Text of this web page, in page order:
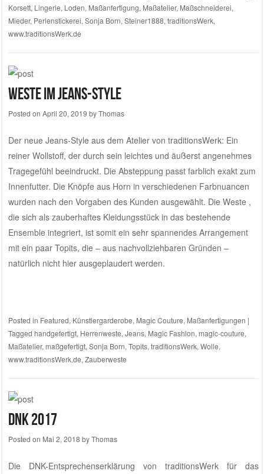
Korsett, Lingerie, Loden, Maßanfertigung, Maßatelier, Maßschneiderei,
Mieder, Perlenstickerei, Sonja Born, Steiner1888, traditionsWerk,
www.traditionsWerk.de
Weste im Jeans-Style
Posted on April 20, 2019 byThomas
Der neue Jeans-Style aus dem Atelier von traditionsWerk: Ein
reiner Wollstoff, der durch sein leichtes und äußerst angenehmes
Tragegefühl beeindruckt. Die Absteppung passt farblich exakt zum
Innenfutter. Die Knöpfe aus Horn in verschiedenen Farbnuancen
wurden nach den Vorgaben des Kunden ausgewählt. Die Weste ,
die sich als zauberhaftes Kleidungsstück in das bestehende
Ensemble integriert, ist somit ein sehr spannendes Arrangement
mit ein paar Topits, die – aus nachvollziehbaren Gründen –
natürlich nicht hier ausgeplaudert werden.
Posted in Featured, Künstlergarderobe, Magic Couture, Maßanfertigungen |
Tagged handgefertigt, Herrenweste, Jeans, Magic Fashion, magic-couture,
Maßatelier, maßgefertigt, Sonja Born, Topits, traditionsWerk, Wolle,
www.traditionsWerk.de, Zauberweste
DNK 2017
Posted on Mai 2, 2018 byThomas
Die DNK-Entsprechenserklärung von traditionsWerk für das